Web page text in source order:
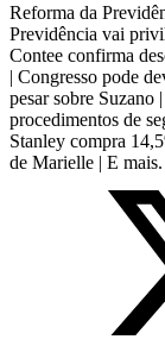
Reforma da
Previdência vai
Contee confirma
| Congresso pode
pesar sobre Suzano
procedimentos de
Stanley compra
de Marielle | E mais.